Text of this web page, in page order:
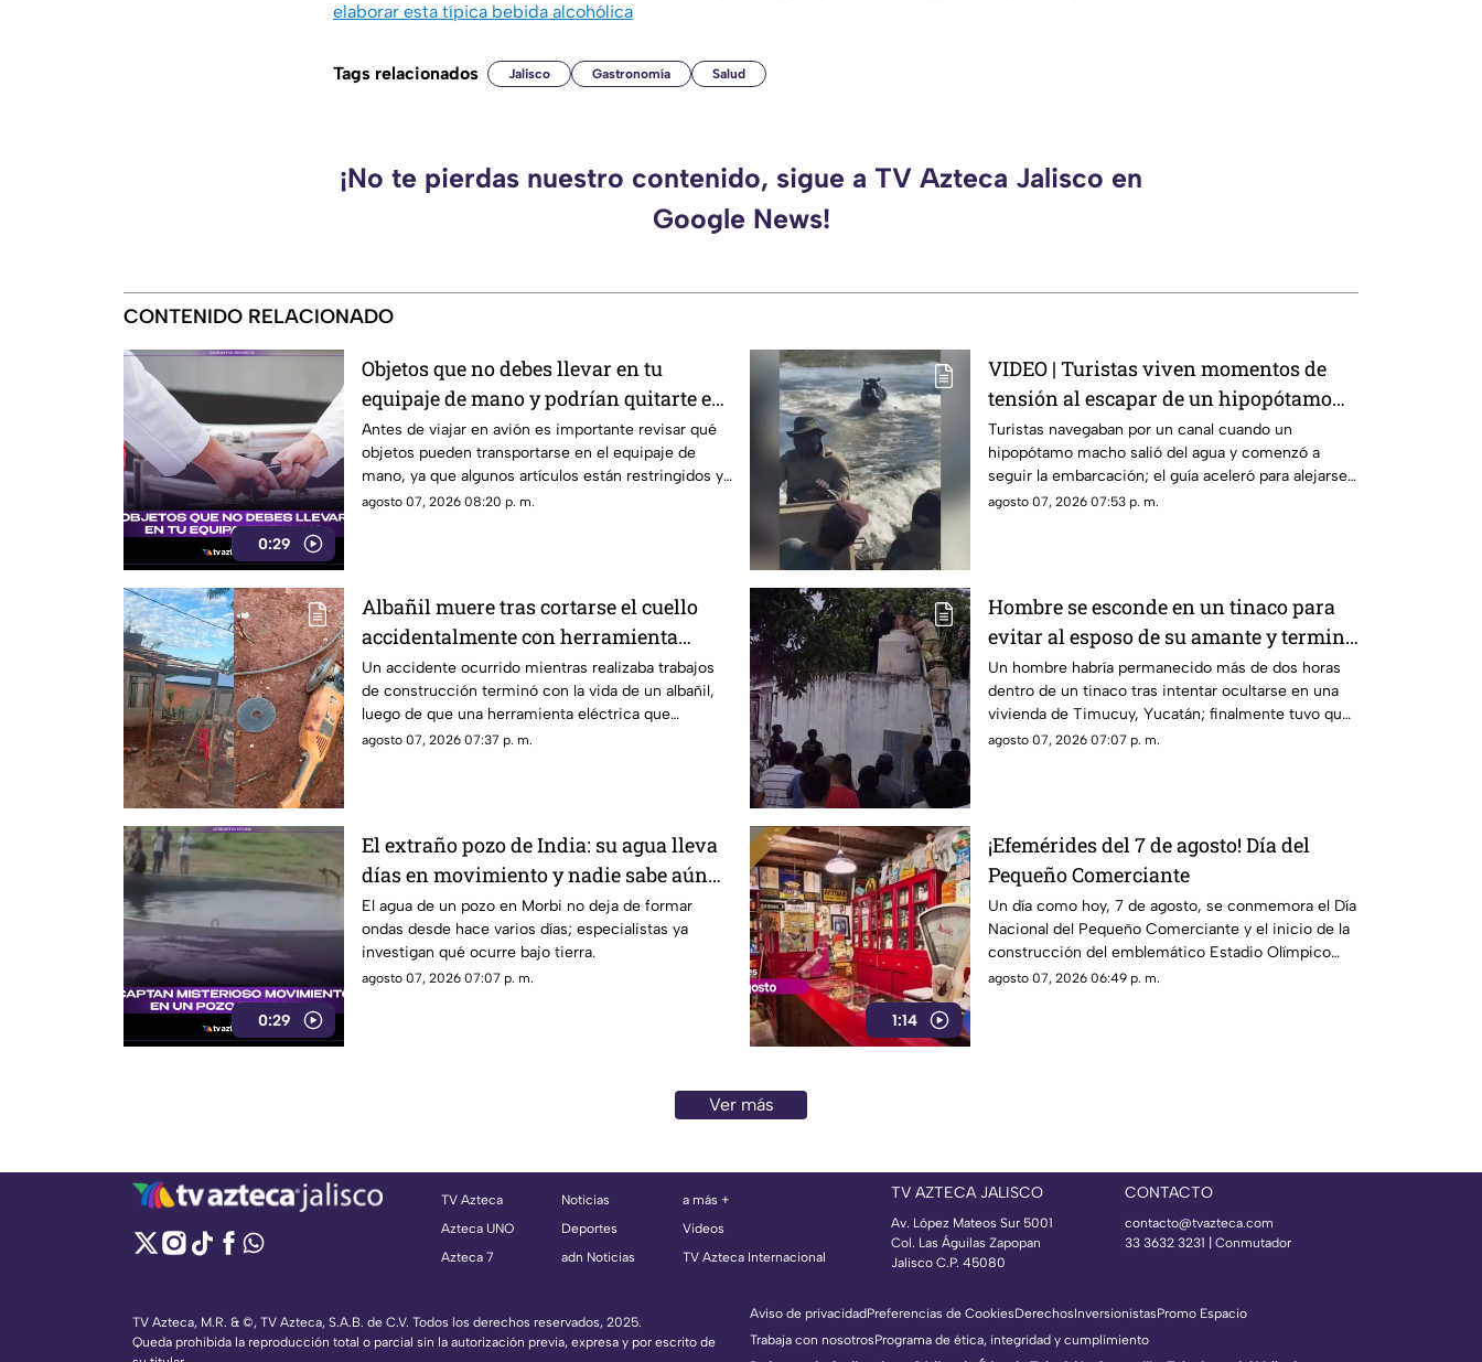
elaborar esta típica bebida alcohólica
Tags relacionados Jalisco Gastronomía Salud
¡No te pierdas nuestro contenido, sigue a TV Azteca Jalisco en
Google News!
CONTENIDO RELACIONADO
0:29
Objetos que no debes llevar en tu
equipaje de mano y podrían quitarte en
el aeropuerto
Antes de viajar en avión es importante revisar qué
objetos pueden transportarse en el equipaje de
mano, ya que algunos artículos están restringidos y
pueden ser retirados durante los filtros de
agosto 07, 2026 08:20 p. m.
VIDEO | Turistas viven momentos de
tensión al escapar de un hipopótamo
en un río de Botsuana
Turistas navegaban por un canal cuando un
hipopótamo macho salió del agua y comenzó a
seguir la embarcación; el guía aceleró para alejarse
del animal mientras una turista logró captar el
agosto 07, 2026 07:53 p. m.
Albañil muere tras cortarse el cuello
accidentalmente con herramienta
eléctrica
Un accidente ocurrido mientras realizaba trabajos
de construcción terminó con la vida de un albañil,
luego de que una herramienta eléctrica que
utilizaba sufriera una falla y provocara una lesión de
agosto 07, 2026 07:37 p. m.
Hombre se esconde en un tinaco para
evitar al esposo de su amante y termina
atrapado
Un hombre habría permanecido más de dos horas
dentro de un tinaco tras intentar ocultarse en una
vivienda de Timucuy, Yucatán; finalmente tuvo que
pedir ayuda para poder salir.
agosto 07, 2026 07:07 p. m.
0:29
El extraño pozo de India: su agua lleva
días en movimiento y nadie sabe aún
por qué
El agua de un pozo en Morbi no deja de formar
ondas desde hace varios días; especialistas ya
investigan qué ocurre bajo tierra.
agosto 07, 2026 07:07 p. m.
1:14
¡Efemérides del 7 de agosto! Día del
Pequeño Comerciante
Un día como hoy, 7 de agosto, se conmemora el Día
Nacional del Pequeño Comerciante y el inicio de la
construcción del emblemático Estadio Olímpico
Universitario.
agosto 07, 2026 06:49 p. m.
Ver más
TV Azteca
Azteca UNO
Azteca 7
Noticias
Deportes
adn Noticias
a más +
Videos
TV Azteca Internacional
TV AZTECA JALISCO
Av. López Mateos Sur 5001
Col. Las Águilas Zapopan
Jalisco C.P. 45080
CONTACTO
contacto@tvazteca.com
33 3632 3231 | Conmutador
TV Azteca, M.R. & ©, TV Azteca, S.A.B. de C.V. Todos los derechos reservados, 2025.
Queda prohibida la reproducción total o parcial sin la autorización previa, expresa y por escrito de
Aviso de privacidadPreferencias de CookiesDerechosInversionistasPromo Espacio
Trabaja con nosotrosPrograma de ética, integridad y cumplimiento